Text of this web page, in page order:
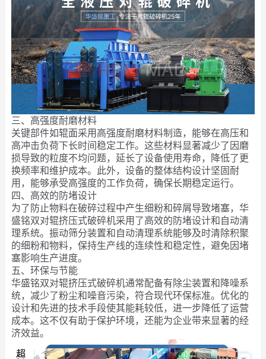
三、高强度耐磨材料
关键部件如辊面采用高强度耐磨材料制造，能够在高压和
高冲击负荷下长时间稳定工作。这些材料显著减少了因磨
损导致的粒度不均问题，延长了设备使用寿命，降低了更
换频率和维护成本。此外，设备的整体结构设计坚固耐
用，能够承受高强度的工作负荷，确保长期稳定运行。
四、高效的防堵设计
为了防止物料在破碎过程中产生细粉和碎屑导致堵塞，华
盛铭双对辊挤压式破碎机采用了高效的防堵设计和自动清
理系统。振动筛分装置和自动清理系统能够及时清除积聚
的细粉和物料，保持生产线的连续性和稳定性，避免因堵
塞影响生产进度。
五、环保与节能
华盛铭双对辊挤压式破碎机通常配备有除尘装置和降噪系
统，减少了粉尘和噪音污染，符合现代环保标准。优化的
设计和先进的技术手段使其能耗较低，进一步降低了运营
成本。这不仅有助于保护环境，还能为企业带来显著的经
济效益。